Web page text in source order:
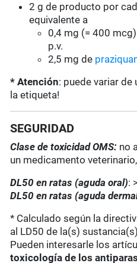
2 g de producto por
equivalente a
0,4 mg (= 400
p.v.
2,5 mg de
* Atención: puede variar de
la etiqueta!
SEGURIDAD
Clase de toxicidad OMS: no
un medicamento
DL50 en ratas (aguda oral):
DL50 en ratas (aguda
* Calculado según la
al LD50 de la(s)
Pueden interesarle los
toxicología de los